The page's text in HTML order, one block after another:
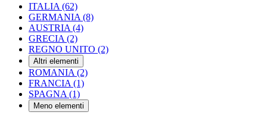
ITALIA (62)
GERMANIA (8)
AUSTRIA (4)
GRECIA (2)
REGNO UNITO (2)
Altri elementi
ROMANIA (2)
FRANCIA (1)
SPAGNA (1)
Meno elementi